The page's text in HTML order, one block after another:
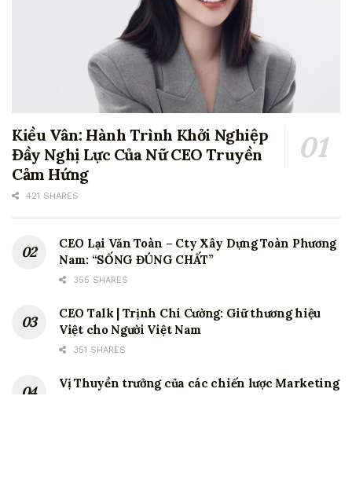
Kiều Vân: Hành Trình Khởi Nghiệp
Đầy Nghị Lực Của Nữ CEO Truyền
Cảm Hứng
421 SHARES
CEO Lại Văn Toàn – Cty Xây Dựng Toàn Phương
Nam: “SỐNG ĐÚNG CHẤT”
355 SHARES
CEO Talk | Trịnh Chí Cường: Giữ thương hiệu
Việt cho Người Việt Nam
351 SHARES
Vị Thuyền trưởng của các chiến lược Marketing